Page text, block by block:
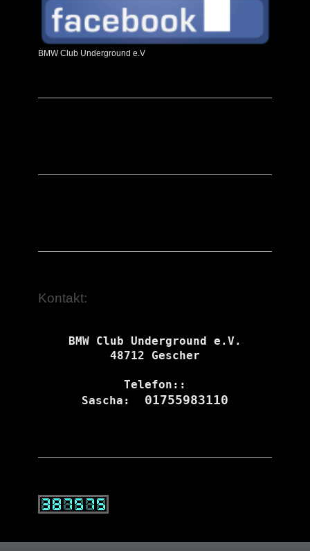
BMW Club Underground e.V
Kontakt:
BMW Club Underground e.V.
48712 Gescher
Telefon::
Sascha:
01755983110